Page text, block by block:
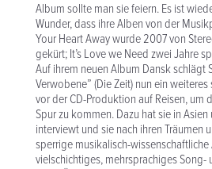
Album sollte man sie feiern. Es ist
Wunder, dass ihre Alben von der
Your Heart Away wurde 2007 von
gekürt; It’s Love we Need zwei Jahre
Auf ihrem neuen Album Dansk
Verwobene” (Die Zeit) nun ein
vor der CD-Produktion auf Reisen, um
Spur zu kommen. Dazu hat sie in
interviewt und sie nach ihren
sperrige musikalisch-
vielschichtiges, mehrsprachiges